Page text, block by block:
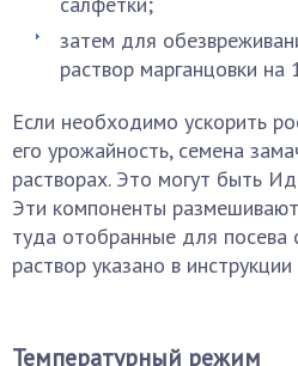
затем для
раствор марганцовки на
Если необходимо ускорить
его урожайность, семена
растворах. Это могут быть
Эти компоненты
туда отобранные для посева
раствор указано в
Температурный режим